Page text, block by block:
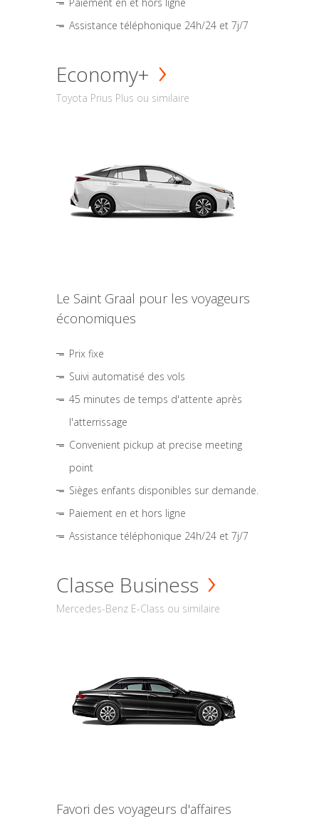
Assistance téléphonique 24h/24 et 7j/7
Economy+
Toyota Prius Plus ou similaire
Le Saint Graal pour les voyageurs
économiques
Prix fixe
Suivi automatisé des vols
45 minutes de temps d'attente après
l'atterrissage
Convenient pickup at precise meeting
point
Sièges enfants disponibles sur demande.
Paiement en et hors ligne
Assistance téléphonique 24h/24 et 7j/7
Classe Business
Mercedes-Benz E-Class ou similaire
Favori des voyageurs d'affaires